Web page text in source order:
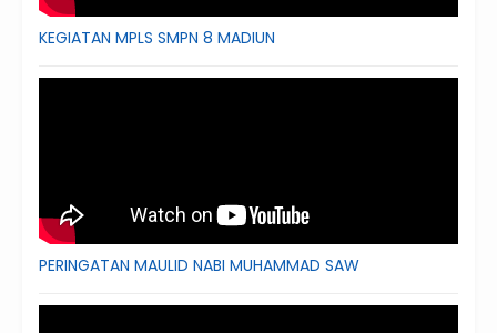
KEGIATAN MPLS SMPN 8 MADIUN
PERINGATAN MAULID NABI MUHAMMAD SAW